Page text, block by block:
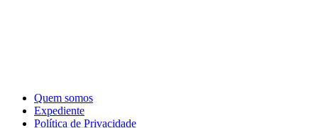
Quem somos
Expediente
Política de Privacidade